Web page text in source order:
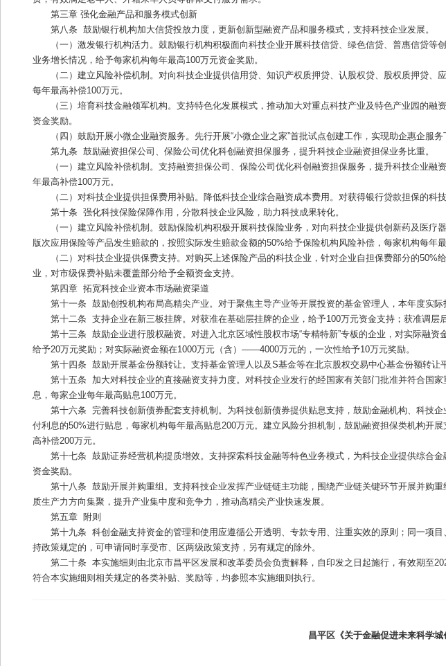
第三章 强化金融产品和服务模式创新
第八条  鼓励银行机构加大信贷投放力度，更新创新型融资产品和服务模式，支持科技企业发展。
（一）激发银行机构活力。鼓励银行机构积极面向科技企业开展科技信贷、绿色信贷、普惠信贷
业务增长情况，给予每家机构每年最高100万元资金奖励。
（二）建立风险补偿机制。对向科技企业提供信用贷、知识产权质押贷、认股权贷、股权质押贷
每年最高补偿100万元。
（三）培育科技金融领军机构。支持特色化发展模式，推动加大对重点科技产业及特色产业园的
资金奖励。
（四）鼓励开展小微企业融资服务。先行开展“小微企业之家”首批试点创建工作，实现助企惠企服
第九条  鼓励融资担保公司、保险公司优化科创融资担保服务，提升科技企业融资担保业务比重。
（一）建立风险补偿机制。支持融资担保公司、保险公司优化科创融资担保服务，提升科技企业
年最高补偿100万元。
（二）对科技企业提供担保费用补贴。降低科技企业综合融资成本费用。对获得银行贷款担保的科
第十条  强化科技保险保障作用，分散科技企业风险，助力科技成果转化。
（一）建立风险补偿机制。鼓励保险机构积极开展科技保险业务，对向科技企业提供创新药及医
版次应用保险等产品发生赔款的，按照实际发生赔款金额的50%给予保险机构风险补偿，每家机构每年最
（二）对科技企业提供保费支持。对购买上述保险产品的科技企业，针对企业自担保费部分的
业，对市级保费补贴未覆盖部分给予全额资金支持。
第四章  拓宽科技企业资本市场融资渠道
第十一条  鼓励创投机构布局高精尖产业。对于聚焦主导产业等开展投资的基金管理人，本年度实
第十二条  支持企业在新三板挂牌。对获准在基础层挂牌的企业，给予100万元资金支持；获准调
第十三条  鼓励企业进行股权融资。对进入北京区域性股权市场“专精特新”专板的企业，对实际
给予20万元奖励；对实际融资金额在1000万元（含）——4000万元的，一次性给予10万元奖励。
第十四条  鼓励开展基金份额转让。支持基金管理人以及S基金等在北京股权交易中心基金份额转
第十五条  加大对科技企业的直接融资支持力度。对科技企业发行的经国家有关部门批准并符合
息，每家企业每年最高贴息100万元。
第十六条  完善科技创新债券配套支持机制。为科技创新债券提供贴息支持，鼓励金融机构、科技
付利息的50%进行贴息，每家机构每年最高贴息200万元。建立风险分担机制，鼓励融资担保类机构开
高补偿200万元。
第十七条  鼓励证券经营机构提质增效。支持探索科技金融等特色业务模式，为科技企业提供综
资金奖励。
第十八条  鼓励开展并购重组。支持科技企业发挥产业链链主功能，围绕产业链关键环节开展并
质生产力方向集聚，提升产业集中度和竞争力，推动高精尖产业快速发展。
第五章  附则
第十九条  科创金融支持资金的管理和使用应遵循公开透明、专款专用、注重实效的原则；同一项
持政策规定的，可申请同时享受市、区两级政策支持，另有规定的除外。
第二十条  本实施细则由北京市昌平区发展和改革委员会负责解释，自印发之日起施行，有效期至
符合本实施细则相关规定的各类补贴、奖励等，均参照本实施细则执行。
昌平区《关于金融促进未来科学